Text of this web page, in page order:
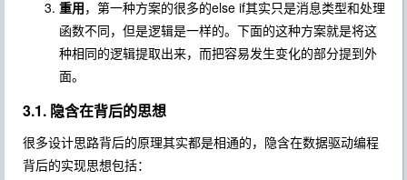
重用，第一种方案的很多的else if其实只是消息类型和处理
函数不同，但是逻辑是一样的。下面的这种方案就是将这
种相同的逻辑提取出来，而把容易发生变化的部分提到外
面。
3.1. 隐含在背后的思想
很多设计思路背后的原理其实都是相通的，隐含在数据驱动编程
背后的实现思想包括：